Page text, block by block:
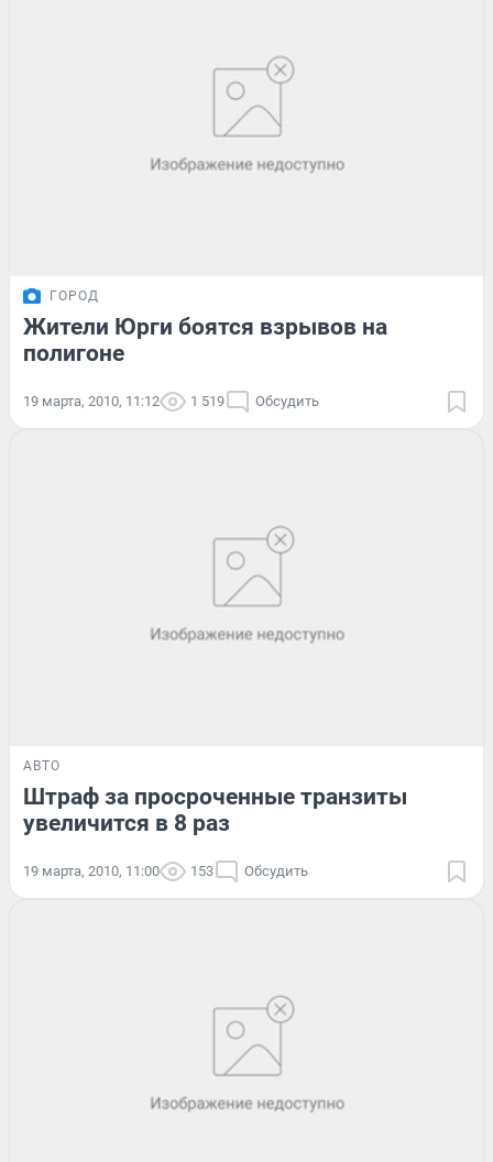
ГОРОД
Жители Юрги боятся взрывов на
полигоне
19 марта, 2010, 11:12 1 519 Обсудить
АВТО
Штраф за просроченные транзиты
увеличится в 8 раз
19 марта, 2010, 11:00 153 Обсудить